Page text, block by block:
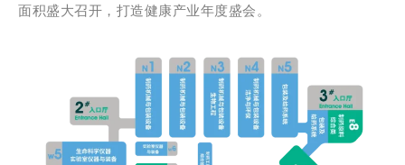
面积盛大召开，打造健康产业年度盛会。